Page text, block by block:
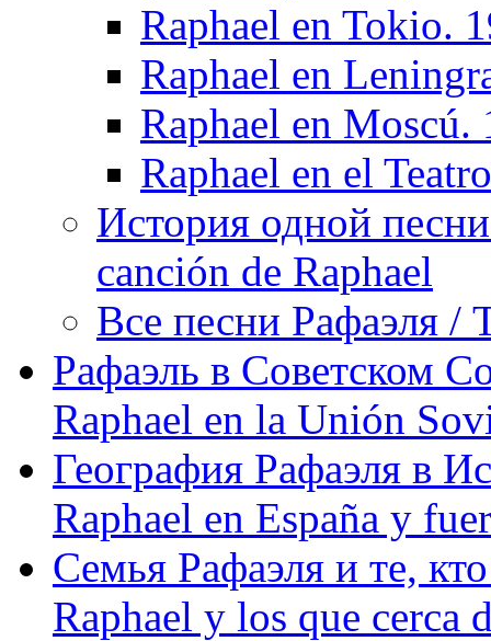
Raphael en Tokio.
Raphael en
Raphael en Moscú.
Raphael en el
История одной
canción de Raphael
Все песни Рафаэля /
Рафаэль в Советском
Raphael en la Unión
География Рафаэля в
Raphael en España y
Семья Рафаэля и те,
Raphael y los que cerca